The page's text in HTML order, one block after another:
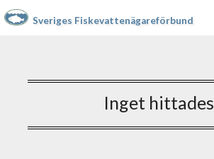
Sveriges Fiskevattenägareförbund
Inget hittades